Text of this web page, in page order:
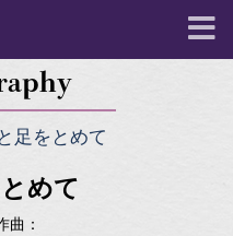
足をとめて
めて
曲：